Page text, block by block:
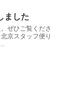
ました
ぜひご覧くださ
京スタッフ便り